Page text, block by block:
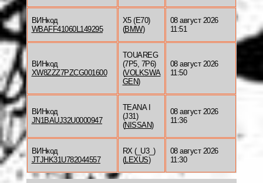
ВИНкод
WBAFF41060L149295
X5 (E70)
(BMW)
08 август 2026
11:51
ВИНкод
XW8ZZZ7PZCG001600
TOUAREG
(7P5, 7P6)
(VOLKSWA
GEN)
08 август 2026
11:50
ВИНкод
JN1BAUJ32U0000947
TEANA I
(J31)
(NISSAN)
08 август 2026
11:36
ВИНкод
JTJHK31U782044557
RX (_U3_)
(LEXUS)
08 август 2026
11:30